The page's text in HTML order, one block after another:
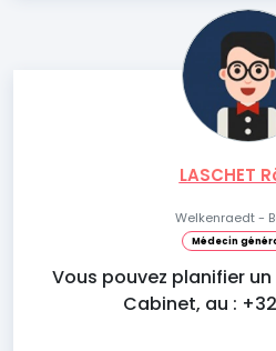
LASCHET
Welkenraedt -
Médecin
Vous pouvez planifier
Cabinet, au :